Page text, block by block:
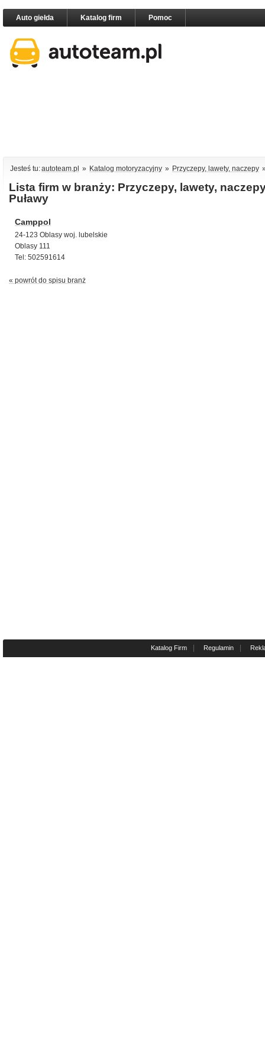
Auto giełda Katalog firm Pomoc
Jesteś tu:autoteam.pl » Katalog motoryzacyjny » Przyczepy, lawety, naczepy
Lista firm w branży: Przyczepy, lawety,
Puławy
Camppol
24-123 Oblasy woj. lubelskie
Oblasy 111
Tel: 502591614
« powrót do spisu branż
Katalog Firm | Regulamin |